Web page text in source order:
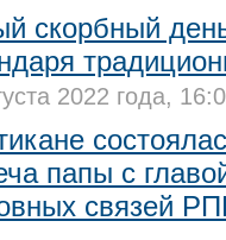
скорбный
2022 года,
папы с
связей